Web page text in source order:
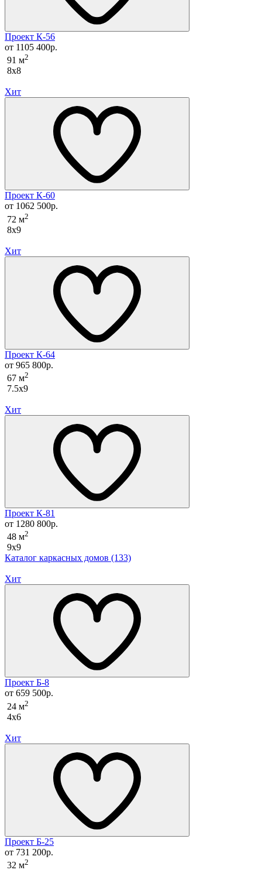
Проект К-56
от 1105 400р.
91 м2
8x8
Хит
Проект К-60
от 1062 500р.
72 м2
8x9
Хит
Проект К-64
от 965 800р.
67 м2
7.5x9
Хит
Проект К-81
от 1280 800р.
48 м2
9x9
Каталог каркасных домов (133)
Хит
Проект Б-8
от 659 500р.
24 м2
4x6
Хит
Проект Б-25
от 731 200р.
32 м2